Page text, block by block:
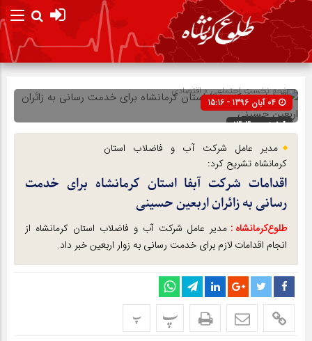
صفحه نخستاجتماعی»اقتصادی
شناسه : 1303
مدیر عامل شرکت آب و فاضلاب استان
کرمانشاه تشریح کرد:
اقدامات شرکت آبفا استان کرمانشاه برای خدمت
رسانی به زائران اربعین حسینی
طلوع‌‌کرمانشاه : مدیر عامل شرکت آب و فاضلاب استان کرمانشاه از
انجام اقدامات لازم برای خدمت رسانی به زوار اربعین خبر داد.
پ پ